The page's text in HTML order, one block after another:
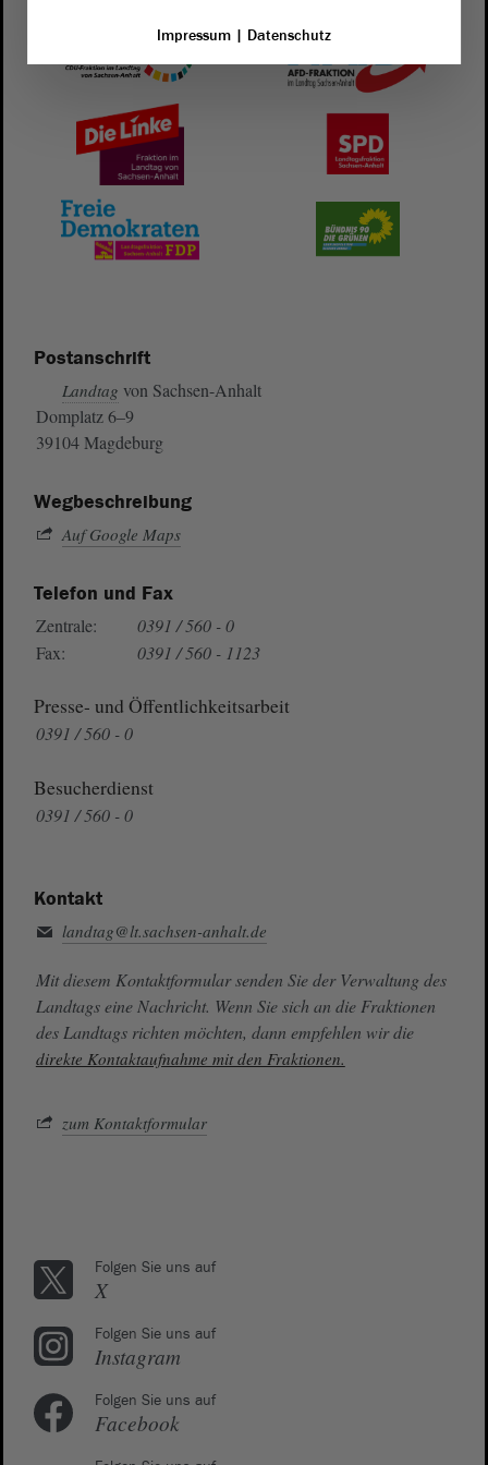
Postanschrift
Landtag von Sachsen-Anhalt
Domplatz 6–9
39104 Magdeburg
Wegbeschreibung
Auf Google Maps
Telefon und Fax
Zentrale:
0391 / 560 - 0
Fax:
0391 / 560 - 1123
Presse- und Öffentlichkeitsarbeit
0391 / 560 - 0
Besucherdienst
0391 / 560 - 0
Kontakt
landtag@lt.sachsen-anhalt.de
Mit diesem Kontaktformular senden Sie der Verwaltung des
Landtags eine Nachricht. Wenn Sie sich an die Fraktionen
des Landtags richten möchten, dann empfehlen wir die
direkte Kontaktaufnahme mit den Fraktionen.
zum Kontaktformular
Folgen Sie uns auf
X
Folgen Sie uns auf
Instagram
Folgen Sie uns auf
Facebook
Impressum| Datenschutz